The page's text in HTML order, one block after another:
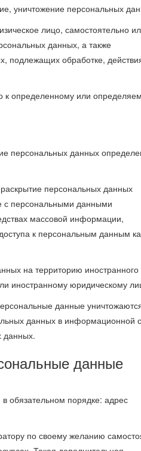
уничтожение персональных
лицо, самостоятельно
данных, а также
подлежащих обработке,
определенному или
персональных данных
персональных данных
с персональными данными
массовой информации,
к персональным данным
на территорию иностранного
иностранному юридическому
данные
данных в информационной
данных.
данные
обязательном порядке: адрес
по своему желанию